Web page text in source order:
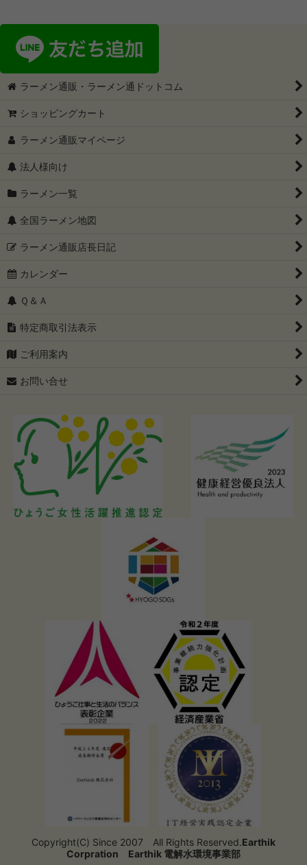
ラーメン通販・ラーメン通ドットコム
ショッピングカート
ラーメン通販マイページ
法人様向け
ラーメン一覧
全国ラーメン地図
ラーメン通販店長日記
カレンダー
Ｑ＆Ａ
特定商取引法表示
ご利用案内
お問い合せ
Copyright(C) Since 2007 All Rights Reserved.Earthik
Corpration
Earthik 電解水環境事業部